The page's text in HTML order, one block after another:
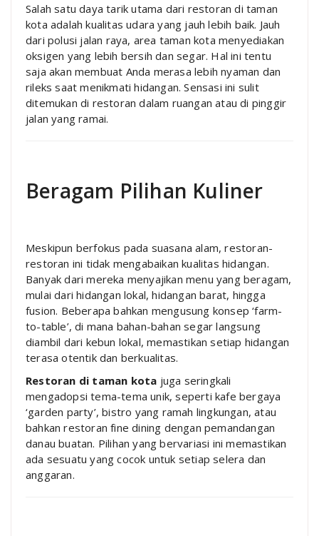
Salah satu daya tarik utama dari restoran di taman
kota adalah kualitas udara yang jauh lebih baik. Jauh
dari polusi jalan raya, area taman kota menyediakan
oksigen yang lebih bersih dan segar. Hal ini tentu
saja akan membuat Anda merasa lebih nyaman dan
rileks saat menikmati hidangan. Sensasi ini sulit
ditemukan di restoran dalam ruangan atau di pinggir
jalan yang ramai.
Beragam Pilihan Kuliner
Meskipun berfokus pada suasana alam, restoran-
restoran ini tidak mengabaikan kualitas hidangan.
Banyak dari mereka menyajikan menu yang beragam,
mulai dari hidangan lokal, hidangan barat, hingga
fusion. Beberapa bahkan mengusung konsep ‘farm-
to-table’, di mana bahan-bahan segar langsung
diambil dari kebun lokal, memastikan setiap hidangan
terasa otentik dan berkualitas.
Restoran di taman kota juga seringkali
mengadopsi tema-tema unik, seperti kafe bergaya
‘garden party’, bistro yang ramah lingkungan, atau
bahkan restoran fine dining dengan pemandangan
danau buatan. Pilihan yang bervariasi ini memastikan
ada sesuatu yang cocok untuk setiap selera dan
anggaran.